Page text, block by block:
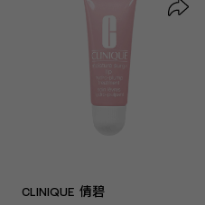
CLINIQUE 倩碧